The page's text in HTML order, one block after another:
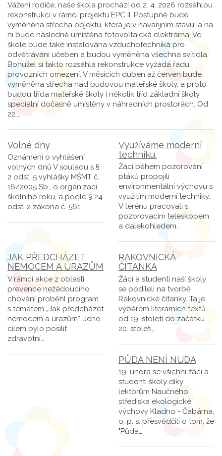
Vážení rodiče, naše škola prochází od 2. 4. 2026 rozsáhlou
rekonstrukcí v rámci projektu EPC II. Postupně bude
vyměněna střecha objektu, která je v havarijním stavu, a na
ni bude následně umístěna fotovoltaická elektrárna. Ve
škole bude také instalována vzduchotechnika pro
odvětrávání učeben a budou vyměněna všechna svítidla.
Bohužel si takto rozsáhlá rekonstrukce vyžádá řadu
provozních omezení. V měsících duben až červen bude
vyměněna střecha nad budovou mateřské školy, a proto
budou třída mateřské školy i několik tříd základní školy
speciální dočasně umístěny v náhradních prostorách. Od
22.…
Volné dny
Oznámení o vyhlášení
volných dnů V souladu s §
2 odst. 5 vyhlášky MŠMT č.
16/2005 Sb., o organizaci
školního roku, a podle § 24
odst. 2 zákona č. 561…
Využíváme moderní
techniku.
Žáci během pozorování
ptáků propojili
environmentální výchovu s
využitím moderní techniky.
V terénu pracovali s
pozorovacím teleskopem
a dalekohledem…
JAK PŘEDCHÁZET
NEMOCEM A ÚRAZŮM
V rámci akce z oblasti
prevence nežádoucího
chování proběhl program
s tématem „Jak předcházet
nemocem a úrazům“. Jeho
cílem bylo posílit
zdravotní…
RAKOVNICKÁ
ČÍTANKA
Žáci a studenti naší školy
se podíleli na tvorbě
Rakovnické čítanky. Ta je
výběrem literárních textů
od 19. století do začátku
20. století,…
PŮDA NENÍ NUDA
19. února se všichni žáci a
studenti školy díky
lektorům Naučného
střediska ekologické
výchovy Kladno - Čabárna,
o. p. s. přesvědčili o tom, že
"Půda…